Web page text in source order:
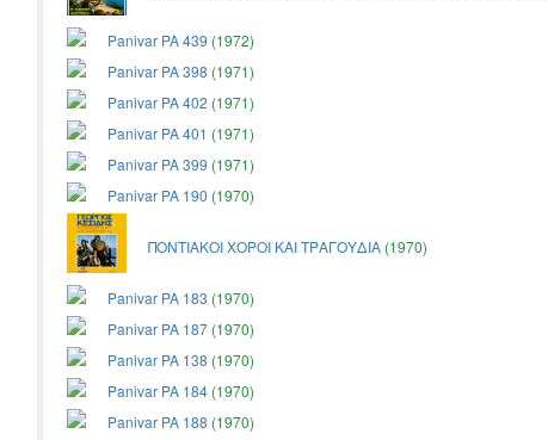
Panivar PA 439 (1972)
Panivar PA 398 (1971)
Panivar PA 402 (1971)
Panivar PA 401 (1971)
Panivar PA 399 (1971)
Panivar PA 190 (1970)
ΠΟΝΤΙΑΚΟΙ ΧΟΡΟΙ ΚΑΙ ΤΡΑΓΟΥΔΙΑ (1970)
Panivar PA 183 (1970)
Panivar PA 187 (1970)
Panivar PA 138 (1970)
Panivar PA 184 (1970)
Panivar PA 188 (1970)